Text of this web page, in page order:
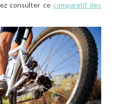
consulter cecomparatif des